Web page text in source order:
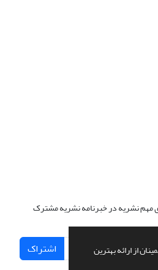
از ارائه بهترین
مهم نشریه در خبرنامه نشریه مشترک
اشتراک